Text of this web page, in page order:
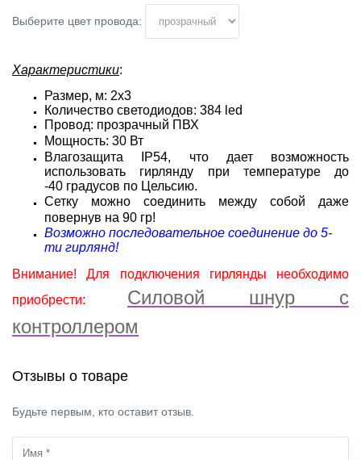
Выберите цвет провода:
Характеристики:
Размер, м: 2х3
Количество светодиодов: 384 led
Провод: прозрачный ПВХ
Мощность: 30 Вт
Влагозащита IP54, что дает возможность
использовать гирлянду при температуре до
-40 градусов по Цельсию.
Сетку можно соединить между собой даже
повернув на 90 гр!
Возможно последовательное соединение до 5-
ти гирлянд!
Внимание! Для подключения гирлянды необходимо
приобрести:
Силовой шнур с
контроллером
Отзывы о товаре
Будьте первым, кто оставит отзыв.